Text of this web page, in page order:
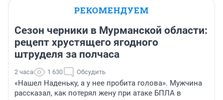
РЕКОМЕНДУЕМ
Сезон черники в Мурманской области:
рецепт хрустящего ягодного
штруделя за полчаса
2 часа 1 630 Обсудить
«Нашел Наденьку, а у нее пробита голова». Мужчина
рассказал, как потерял жену при атаке БПЛА в